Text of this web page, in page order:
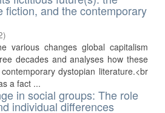
fiction, and the contemporary
)
various changes global capitalism
decades and analyses how these
dystopian literature.<br
a fact ...
in social groups: The role
individual differences